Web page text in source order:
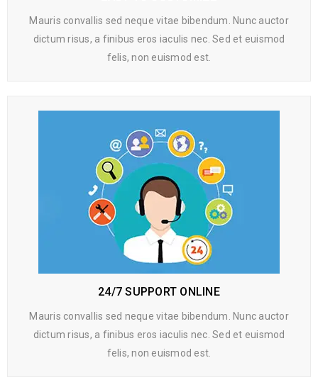
Mauris convallis sed neque vitae bibendum. Nunc auctor
dictum risus, a finibus eros iaculis nec. Sed et euismod
felis, non euismod est.
24/7 SUPPORT ONLINE
Mauris convallis sed neque vitae bibendum. Nunc auctor
dictum risus, a finibus eros iaculis nec. Sed et euismod
felis, non euismod est.